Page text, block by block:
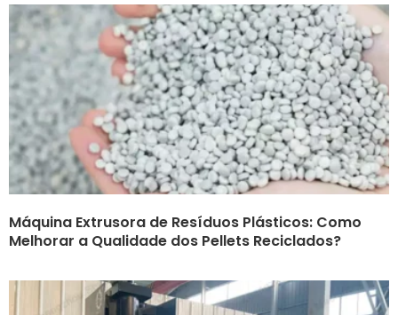
Máquina Extrusora de Resíduos Plásticos: Como
Melhorar a Qualidade dos Pellets Reciclados?